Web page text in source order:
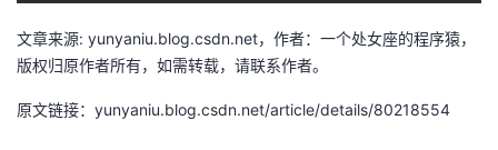
文章来源: yunyaniu.blog.csdn.net，作者：一个处女座的程序猿，
版权归原作者所有，如需转载，请联系作者。
原文链接：yunyaniu.blog.csdn.net/article/details/80218554